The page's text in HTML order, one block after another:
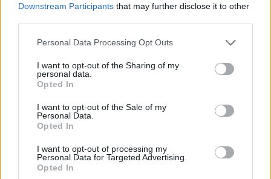
Downstream Participants that may further disclose it to other
Personal Data Processing Opt Outs
I want to opt-out of the Sharing of my
personal data.
Opted In
I want to opt-out of the Sale of my
Personal Data.
Opted In
I want to opt-out of processing my
Personal Data for Targeted Advertising.
Opted In